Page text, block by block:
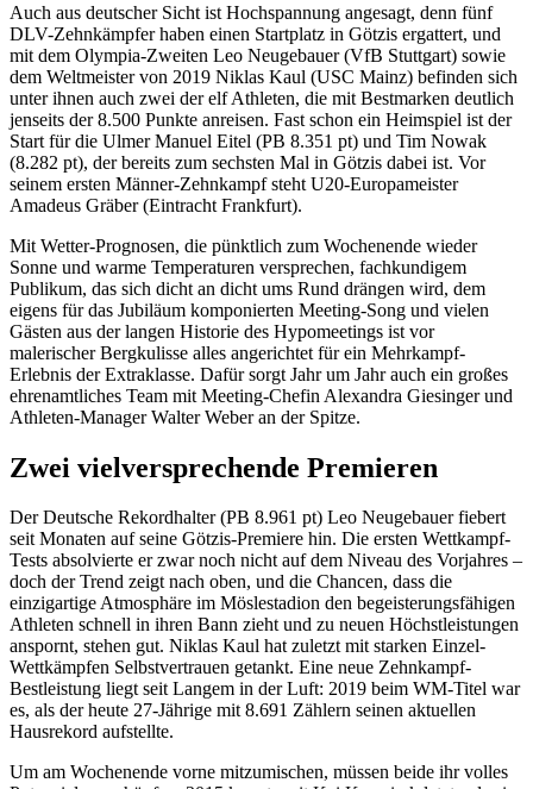
Auch aus deutscher Sicht ist Hochspannung angesagt, denn fünf
DLV-Zehnkämpfer haben einen Startplatz in Götzis ergattert, und
mit dem Olympia-Zweiten Leo Neugebauer (VfB Stuttgart) sowie
dem Weltmeister von 2019 Niklas Kaul (USC Mainz) befinden sich
unter ihnen auch zwei der elf Athleten, die mit Bestmarken deutlich
jenseits der 8.500 Punkte anreisen. Fast schon ein Heimspiel ist der
Start für die Ulmer Manuel Eitel (PB 8.351 pt) und Tim Nowak
(8.282 pt), der bereits zum sechsten Mal in Götzis dabei ist. Vor
seinem ersten Männer-Zehnkampf steht U20-Europameister
Amadeus Gräber (Eintracht Frankfurt).
Mit Wetter-Prognosen, die pünktlich zum Wochenende wieder
Sonne und warme Temperaturen versprechen, fachkundigem
Publikum, das sich dicht an dicht ums Rund drängen wird, dem
eigens für das Jubiläum komponierten Meeting-Song und vielen
Gästen aus der langen Historie des Hypomeetings ist vor
malerischer Bergkulisse alles angerichtet für ein Mehrkampf-
Erlebnis der Extraklasse. Dafür sorgt Jahr um Jahr auch ein großes
ehrenamtliches Team mit Meeting-Chefin Alexandra Giesinger und
Athleten-Manager Walter Weber an der Spitze.
Zwei vielversprechende Premieren
Der Deutsche Rekordhalter (PB 8.961 pt) Leo Neugebauer fiebert
seit Monaten auf seine Götzis-Premiere hin. Die ersten Wettkampf-
Tests absolvierte er zwar noch nicht auf dem Niveau des Vorjahres –
doch der Trend zeigt nach oben, und die Chancen, dass die
einzigartige Atmosphäre im Möslestadion den begeisterungsfähigen
Athleten schnell in ihren Bann zieht und zu neuen Höchstleistungen
anspornt, stehen gut. Niklas Kaul hat zuletzt mit starken Einzel-
Wettkämpfen Selbstvertrauen getankt. Eine neue Zehnkampf-
Bestleistung liegt seit Langem in der Luft: 2019 beim WM-Titel war
es, als der heute 27-Jährige mit 8.691 Zählern seinen aktuellen
Hausrekord aufstellte.
Um am Wochenende vorne mitzumischen, müssen beide ihr volles